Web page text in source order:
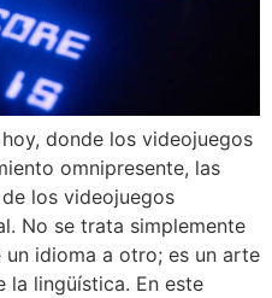
donde los videojuegos
omnipresente, las
los videojuegos
No se trata simplemente
idioma a otro; es un arte
la lingüística. En este